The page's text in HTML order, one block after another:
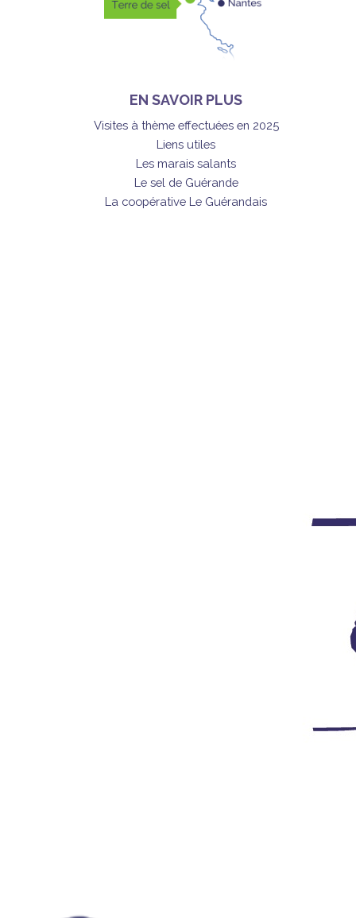
EN SAVOIR PLUS
Visites à thème effectuées en 2025
Liens utiles
Les marais salants
Le sel de Guérande
La coopérative Le Guérandais